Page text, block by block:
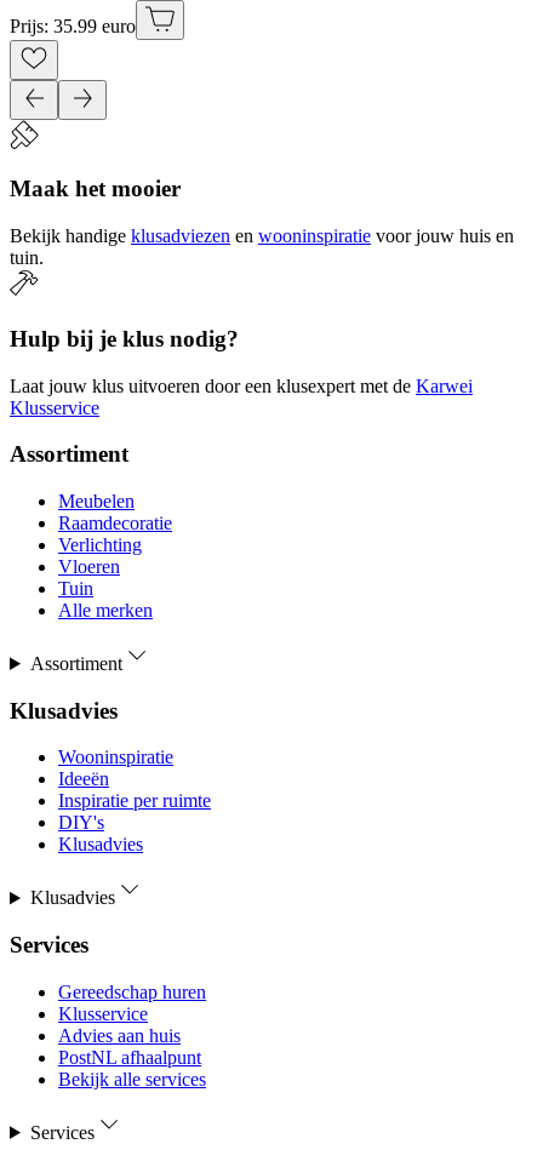
Prijs: 35.99 euro
Maak het mooier
Bekijk handige klusadviezen en wooninspiratie voor jouw huis en
tuin.
Hulp bij je klus nodig?
Laat jouw klus uitvoeren door een klusexpert met de Karwei
Klusservice
Assortiment
Meubelen
Raamdecoratie
Verlichting
Vloeren
Tuin
Alle merken
Assortiment
Klusadvies
Wooninspiratie
Ideeën
Inspiratie per ruimte
DIY's
Klusadvies
Klusadvies
Services
Gereedschap huren
Klusservice
Advies aan huis
PostNL afhaalpunt
Bekijk alle services
Services